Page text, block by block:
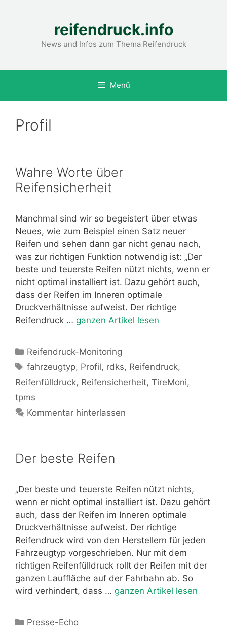
reifendruck.info
News und Infos zum Thema Reifendruck
Menü
Profil
Wahre Worte über
Reifensicherheit
Manchmal sind wir so begeistert über etwas
Neues, wie zum Beispiel einen Satz neuer
Reifen und sehen dann gar nicht genau nach,
was zur richtigen Funktion notwendig ist: „Der
beste und teuerste Reifen nützt nichts, wenn er
nicht optimal installiert ist. Dazu gehört auch,
dass der Reifen im Inneren optimale
Druckverhältnisse aufweist. Der richtige
Reifendruck … ganzen Artikel lesen
Kategorien
Reifendruck-Monitoring
Schlagwörter
fahrzeugtyp, Profil, rdks, Reifendruck,
Reifenfülldruck, Reifensicherheit, TireMoni,
tpms
Kommentar hinterlassen
Der beste Reifen
„Der beste und teuerste Reifen nützt nichts,
wenn er nicht optimal installiert ist. Dazu gehört
auch, dass der Reifen im Inneren optimale
Druckverhältnisse aufweist. Der richtige
Reifendruck wird von den Herstellern für jeden
Fahrzeugtyp vorgeschrieben. Nur mit dem
richtigen Reifenfülldruck rollt der Reifen mit der
ganzen Lauffläche auf der Fahrbahn ab. So
wird verhindert, dass … ganzen Artikel lesen
Kategorien
Presse-Echo